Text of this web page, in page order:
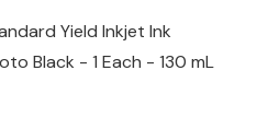
Yield Inkjet Ink
Black - 1 Each - 130 mL